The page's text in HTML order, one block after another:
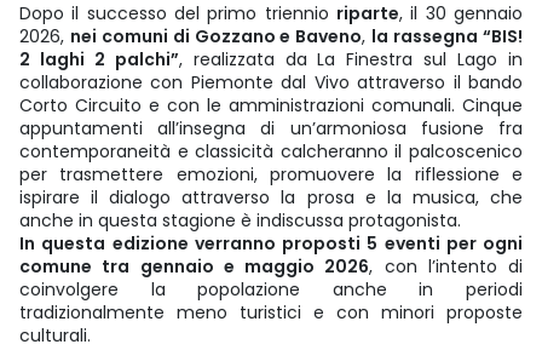
Dopo il successo del primo triennio riparte, il 30 gennaio
2026, nei comuni di Gozzano e Baveno, la rassegna “BIS!
2 laghi 2 palchi”, realizzata da La Finestra sul Lago in
collaborazione con Piemonte dal Vivo attraverso il bando
Corto Circuito e con le amministrazioni comunali. Cinque
appuntamenti all’insegna di un’armoniosa fusione fra
contemporaneità e classicità calcheranno il palcoscenico
per trasmettere emozioni, promuovere la riflessione e
ispirare il dialogo attraverso la prosa e la musica, che
anche in questa stagione è indiscussa protagonista.
In questa edizione verranno proposti 5 eventi per ogni
comune tra gennaio e maggio 2026, con l’intento di
coinvolgere la popolazione anche in periodi
tradizionalmente meno turistici e con minori proposte
culturali.